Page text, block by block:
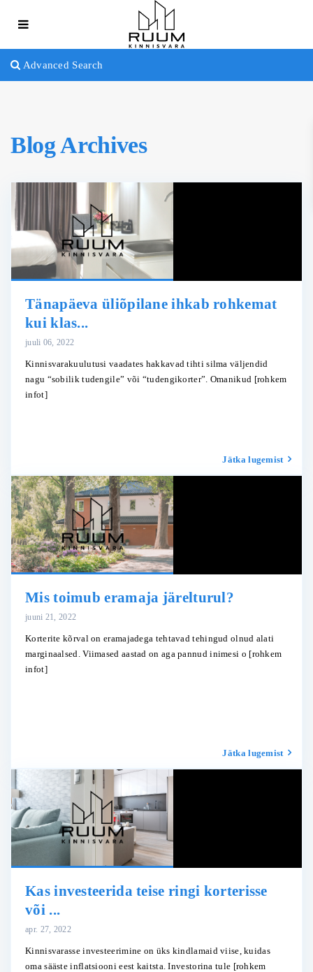
Advanced Search
Blog Archives
Tänapäeva üliõpilane ihkab rohkemat
kui klas...
juuli 06, 2022
Kinnisvarakuulutusi vaadates hakkavad tihti silma väljendid
nagu “sobilik tudengile” või “tudengikorter”. Omanikud [rohkem
infot]
Jätka lugemist
Mis toimub eramaja järelturul?
juuni 21, 2022
Korterite kõrval on eramajadega tehtavad tehingud olnud alati
marginaalsed. Viimased aastad on aga pannud inimesi o [rohkem
infot]
Jätka lugemist
Kas investeerida teise ringi korterisse
või ...
apr. 27, 2022
Kinnisvarasse investeerimine on üks kindlamaid viise, kuidas
oma sääste inflatsiooni eest kaitsta. Investorina tule [rohkem